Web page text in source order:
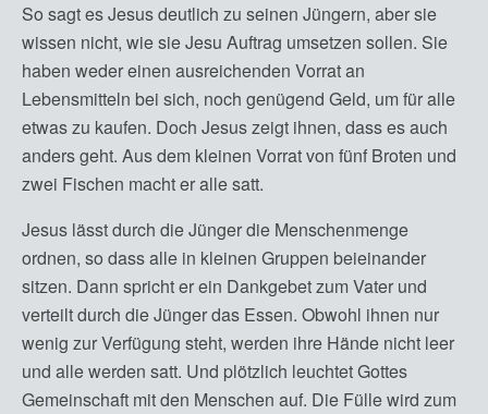
So sagt es Jesus deutlich zu seinen Jüngern, aber sie
wissen nicht, wie sie Jesu Auftrag umsetzen sollen. Sie
haben weder einen ausreichenden Vorrat an
Lebensmitteln bei sich, noch genügend Geld, um für alle
etwas zu kaufen. Doch Jesus zeigt ihnen, dass es auch
anders geht. Aus dem kleinen Vorrat von fünf Broten und
zwei Fischen macht er alle satt.
Jesus lässt durch die Jünger die Menschenmenge
ordnen, so dass alle in kleinen Gruppen beieinander
sitzen. Dann spricht er ein Dankgebet zum Vater und
verteilt durch die Jünger das Essen. Obwohl ihnen nur
wenig zur Verfügung steht, werden ihre Hände nicht leer
und alle werden satt. Und plötzlich leuchtet Gottes
Gemeinschaft mit den Menschen auf. Die Fülle wird zum